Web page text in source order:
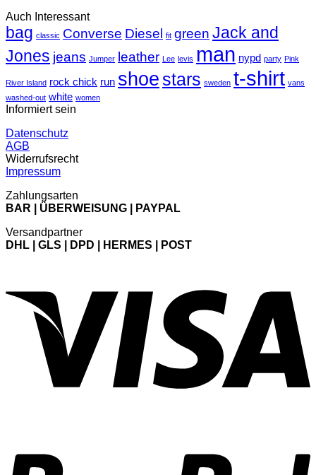
with
A
Gallery
A
Simple
Blog
Auch Interessant
bag classic Converse Diesel fit green Jack and
Jones jeans Jumper leather Lee levis man nypd party Pink
River Island rock chick run shoe stars sweden t-shirt vans
washed-out white women
Informiert sein
Datenschutz
AGB
Widerrufsrecht
Impressum
Zahlungsarten
BAR | ÜBERWEISUNG | PAYPAL
Versandpartner
DHL | GLS | DPD | HERMES | POST